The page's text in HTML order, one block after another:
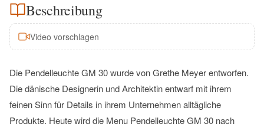
Beschreibung
Video vorschlagen
Die Pendelleuchte GM 30 wurde von Grethe Meyer entworfen.
Die dänische Designerin und Architektin entwarf mit ihrem
feinen Sinn für Details in ihrem Unternehmen alltägliche
Produkte. Heute wird die Menu Pendelleuchte GM 30 nach